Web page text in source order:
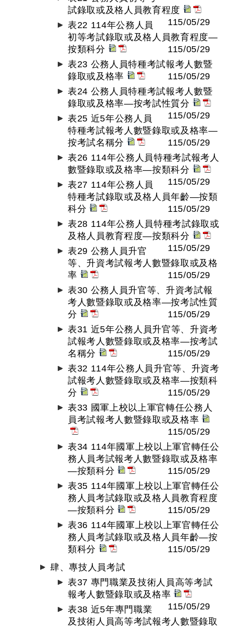
試錄取或及格人員教育程度
115/05/29
表22 114年公務人員
初等考試錄取或及格人員教育程度—
按類科分
115/05/29
表23 公務人員特種考試報考人數暨
錄取或及格率
115/05/29
表24 公務人員特種考試報考人數暨
錄取或及格率—按考試性質分
115/05/29
表25 近5年公務人員
特種考試報考人數暨錄取或及格率—
按考試名稱分
115/05/29
表26 114年公務人員特種考試報考人
數暨錄取或及格率—按類科分
115/05/29
表27 114年公務人員
特種考試錄取或及格人員年齡—按類
科分
115/05/29
表28 114年公務人員特種考試錄取或
及格人員教育程度—按類科分
115/05/29
表29 公務人員升官
等、升資考試報考人數暨錄取或及格
率
115/05/29
表30 公務人員升官等、升資考試報
考人數暨錄取或及格率—按考試性質
分
115/05/29
表31 近5年公務人員升官等、升資考
試報考人數暨錄取或及格率—按考試
名稱分
115/05/29
表32 114年公務人員升官等、升資考
試報考人數暨錄取或及格率—按類科
分
115/05/29
表33 國軍上校以上軍官轉任公務人
員考試報考人數暨錄取或及格率
115/05/29
表34 114年國軍上校以上軍官轉任公
務人員考試報考人數暨錄取或及格率
—按類科分
115/05/29
表35 114年國軍上校以上軍官轉任公
務人員考試錄取或及格人員教育程度
—按類科分
115/05/29
表36 114年國軍上校以上軍官轉任公
務人員考試錄取或及格人員年齡—按
類科分
115/05/29
肆、專技人員考試
表37 專門職業及技術人員高等考試
報考人數暨錄取或及格率
115/05/29
表38 近5年專門職業
及技術人員高等考試報考人數暨錄取